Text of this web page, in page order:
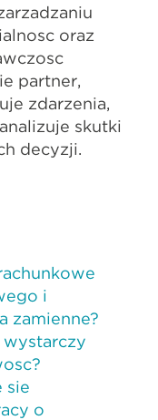
oraz
partner,
zdarzenia,
skutki
decyzji.
i
zamienne?
się
o